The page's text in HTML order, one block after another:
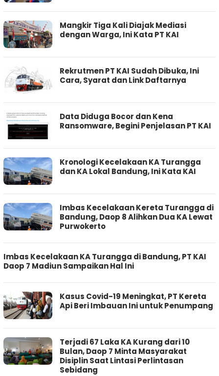
Mangkir Tiga Kali Diajak Mediasi
dengan Warga, Ini Kata PT KAI
Rekrutmen PT KAI Sudah Dibuka, Ini
Cara, Syarat dan Link Daftarnya
Data Diduga Bocor dan Kena
Ransomware, Begini Penjelasan PT KAI
Kronologi Kecelakaan KA Turangga
dan KA Lokal Bandung, Ini Kata KAI
Imbas Kecelakaan Kereta Turangga di
Bandung, Daop 8 Alihkan Dua KA Lewat
Purwokerto
Imbas Kecelakaan KA Turangga di Bandung, PT KAI
Daop 7 Madiun Sampaikan Hal Ini
Kasus Covid-19 Meningkat, PT Kereta
Api Beri Imbauan Ini untuk Penumpang
Terjadi 67 Laka KA Kurang dari 10
Bulan, Daop 7 Minta Masyarakat
Disiplin Saat Lintasi Perlintasan
Sebidang